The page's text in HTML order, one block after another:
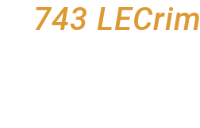
743 LECrim